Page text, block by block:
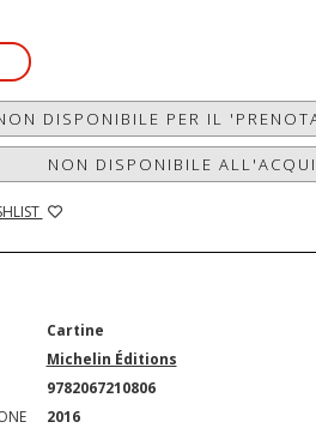
DISPONIBILE PER IL
NON DISPONIBILE
Cartine
Michelin Éditions
9782067210806
2016